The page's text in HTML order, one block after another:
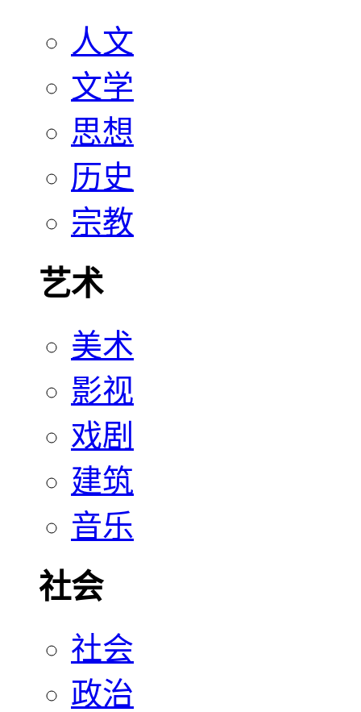
人文
文学
思想
历史
宗教
艺术
美术
影视
戏剧
建筑
音乐
社会
社会
政治